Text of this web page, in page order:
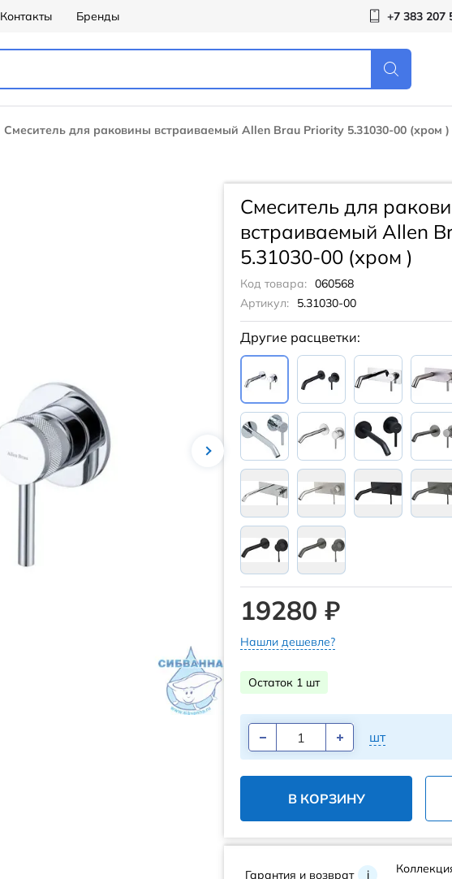
Контакты Бренды +7 383 207
Смеситель для раковины встраиваемый Allen Brau Priority 5.31030-00 (хром )
Смеситель для
встраиваемый Allen
5.31030-00 (хром )
Код товара: 060568
Артикул:
5.31030-00
Другие расцветки:
19280 ₽
Нашли дешевле?
Остаток 1 шт
шт
В КОРЗИНУ
Гарантия и возврат i